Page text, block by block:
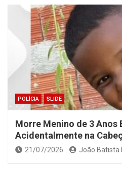
POLÍCIA SLIDE
Morre Menino de 3 Anos
Acidentalmente na
21/07/2026 João Batista